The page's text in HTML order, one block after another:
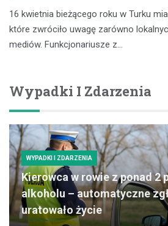
16 kwietnia bieżącego roku w Turku
które zwróciło uwagę zarówno
mediów. Funkcjonariusze z…
Wypadki I Zdarzenia
WYPADKI I ZDARZENIA
Kierowca w rowie z ponad 2
alkoholu – automatyczne
uratowało życie